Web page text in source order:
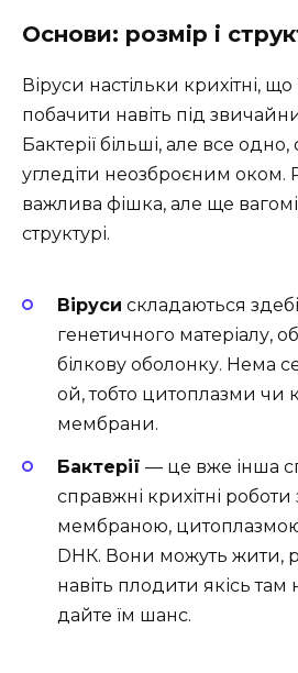
Основи: розмір і
Віруси настільки крихітні,
побачити навіть під
Бактерії більші, але все одно,
угледіти неозброєним оком.
важлива фішка, але ще
структурі.
Віруси складаються
генетичного матеріалу,
білкову оболонку. Нема
ой, тобто цитоплазми чи
мембрани.
Бактерії — це вже інша
справжні крихітні
мембраною, цитоплазмою
DНК. Вони можуть жити,
навіть плодити якісь
дайте їм шанс.